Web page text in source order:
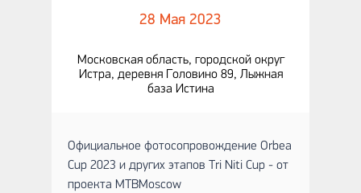
28 Мая 2023
Московская область, городской округ
Истра, деревня Головино 89, Лыжная
база Истина
Официальное фотосопровождение Orbea
Cup 2023 и других этапов Tri Niti Cup - от
проекта MTBMoscow